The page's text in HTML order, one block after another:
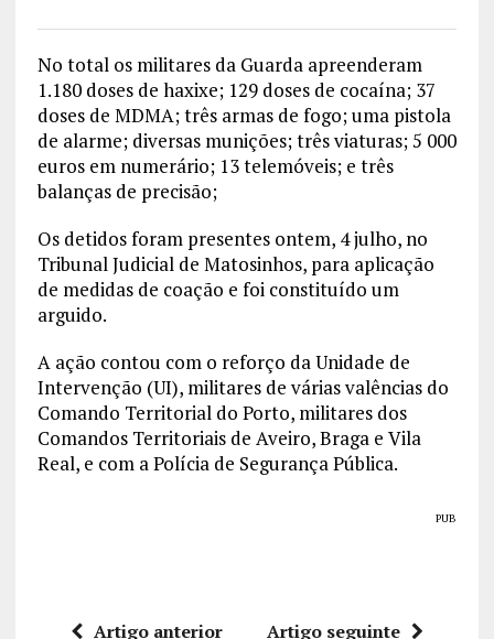
No total os militares da Guarda apreenderam
1.180 doses de haxixe; 129 doses de cocaína; 37
doses de MDMA; três armas de fogo; uma pistola
de alarme; diversas munições; três viaturas; 5 000
euros em numerário; 13 telemóveis; e três
balanças de precisão;
Os detidos foram presentes ontem, 4 julho, no
Tribunal Judicial de Matosinhos, para aplicação
de medidas de coação e foi constituído um
arguido.
A ação contou com o reforço da Unidade de
Intervenção (UI), militares de várias valências do
Comando Territorial do Porto, militares dos
Comandos Territoriais de Aveiro, Braga e Vila
Real, e com a Polícia de Segurança Pública.
PUB
Artigo anterior Artigo seguinte